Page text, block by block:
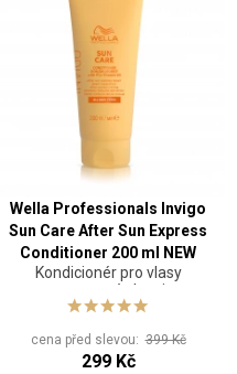
Wella Professionals Invigo
Sun Care After Sun Express
Conditioner 200 ml NEW
Kondicionér pro vlasy
vystavené slunci
cena před slevou:399 Kč
299 Kč